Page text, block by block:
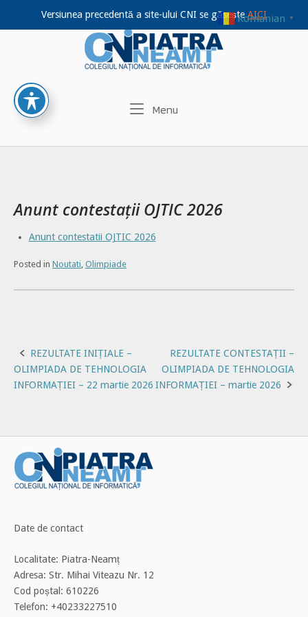
Versiunea precedentă a site-ului CNI se găseșteAICI
Home
Menu
Anunt contestații OJTIC 2026
Anunt contestatii OJTIC 2026
Posted in Noutati, Olimpiade
Post
navigation
REZULTATE INIȚIALE –
OLIMPIADA DE TEHNOLOGIA
INFORMAȚIEI – 22 martie 2026
REZULTATE CONTESTAȚII –
OLIMPIADA DE TEHNOLOGIA
INFORMAȚIEI – martie 2026
Date de contact
Localitate: Piatra-Neamț
Adresa: Str. Mihai Viteazu Nr. 12
Cod poștal: 610226
Telefon: +40233227510
Romanian ▼